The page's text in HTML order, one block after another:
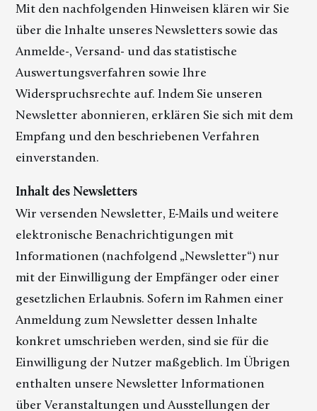
Mit den nachfolgenden Hinweisen klären wir Sie
über die Inhalte unseres Newsletters sowie das
Anmelde-, Versand- und das statistische
Auswertungsverfahren sowie Ihre
Widerspruchsrechte auf. Indem Sie unseren
Newsletter abonnieren, erklären Sie sich mit dem
Empfang und den beschriebenen Verfahren
einverstanden.
Inhalt des Newsletters
Wir versenden Newsletter, E-Mails und weitere
elektronische Benachrichtigungen mit
Informationen (nachfolgend „Newsletter“) nur
mit der Einwilligung der Empfänger oder einer
gesetzlichen Erlaubnis. Sofern im Rahmen einer
Anmeldung zum Newsletter dessen Inhalte
konkret umschrieben werden, sind sie für die
Einwilligung der Nutzer maßgeblich. Im Übrigen
enthalten unsere Newsletter Informationen
über Veranstaltungen und Ausstellungen der